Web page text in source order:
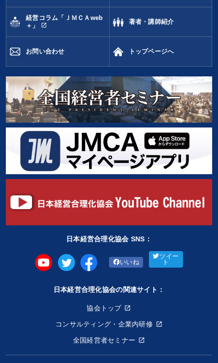
営業 いい会社 リーダーシップ
会社数字を学ぶ 商品開発 話し方 投資 教育
女性経営者 対談・座談会 創業者 お金の授業
未来先見 老舗企業 松下幸之助
※「更新」を押すと「タグ・キーワード」を更新いただけます。
経営コラム「ＪＭＣＡweb
＋」
open_in_new
著者・講師紹介
お問い合わせ トップページへ
日本経営合理化協会 SNS：
いいね
ツイー
ト
日本経営合理化協会の関連サイト：
協会トップ
コンサルティング・企業内研修
全国経営者セミナー